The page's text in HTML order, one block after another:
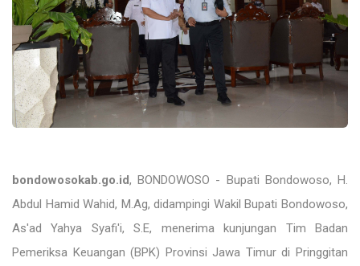
bondowosokab.go.id, BONDOWOSO - Bupati Bondowoso, H.
Abdul Hamid Wahid, M.Ag, didampingi Wakil Bupati Bondowoso,
As'ad Yahya Syafi'i, S.E, menerima kunjungan Tim Badan
Pemeriksa Keuangan (BPK) Provinsi Jawa Timur di Pringgitan